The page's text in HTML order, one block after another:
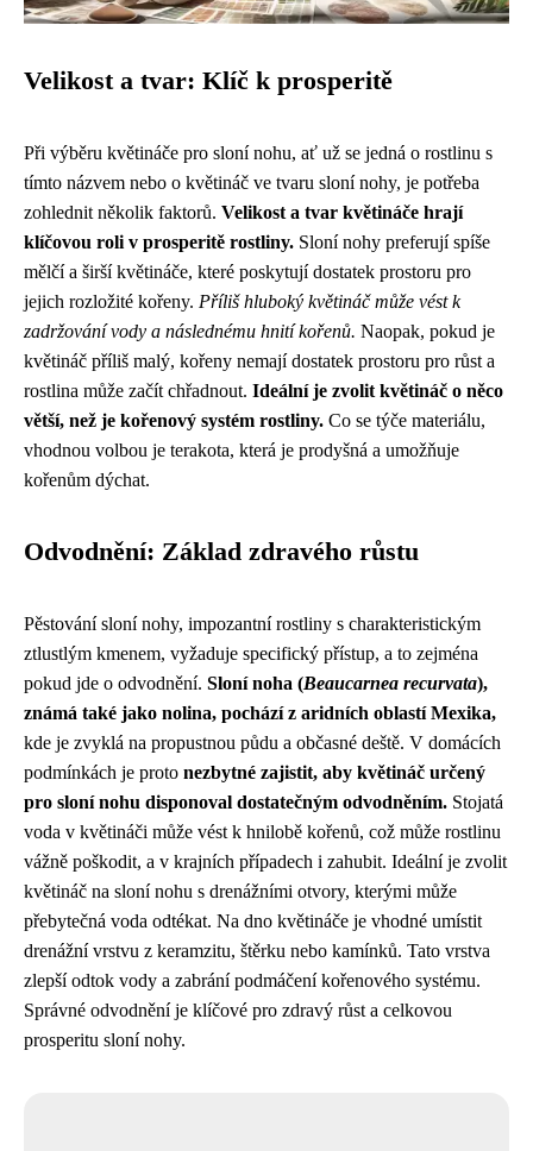
Velikost a tvar: Klíč k prosperitě
Při výběru květináče pro sloní nohu, ať už se jedná o rostlinu s
tímto názvem nebo o květináč ve tvaru sloní nohy, je potřeba
zohlednit několik faktorů. Velikost a tvar květináče hrají
klíčovou roli v prosperitě rostliny. Sloní nohy preferují spíše
mělčí a širší květináče, které poskytují dostatek prostoru pro
jejich rozložité kořeny. Příliš hluboký květináč může vést k
zadržování vody a následnému hnití kořenů. Naopak, pokud je
květináč příliš malý, kořeny nemají dostatek prostoru pro růst a
rostlina může začít chřadnout. Ideální je zvolit květináč o něco
větší, než je kořenový systém rostliny. Co se týče materiálu,
vhodnou volbou je terakota, která je prodyšná a umožňuje
kořenům dýchat.
Odvodnění: Základ zdravého růstu
Pěstování sloní nohy, impozantní rostliny s charakteristickým
ztlustlým kmenem, vyžaduje specifický přístup, a to zejména
pokud jde o odvodnění. Sloní noha (Beaucarnea recurvata),
známá také jako nolina, pochází z aridních oblastí Mexika,
kde je zvyklá na propustnou půdu a občasné deště. V domácích
podmínkách je proto nezbytné zajistit, aby květináč určený
pro sloní nohu disponoval dostatečným odvodněním. Stojatá
voda v květináči může vést k hnilobě kořenů, což může rostlinu
vážně poškodit, a v krajních případech i zahubit. Ideální je zvolit
květináč na sloní nohu s drenážními otvory, kterými může
přebytečná voda odtékat. Na dno květináče je vhodné umístit
drenážní vrstvu z keramzitu, štěrku nebo kamínků. Tato vrstva
zlepší odtok vody a zabrání podmáčení kořenového systému.
Správné odvodnění je klíčové pro zdravý růst a celkovou
prosperitu sloní nohy.